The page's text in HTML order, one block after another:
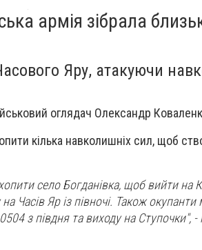
армія зібрала
Яру, атакуючи
оглядач Олександр
кілька навколишніх сил, щоб
село Богданівка, щоб вийти на
Часів Яр із півночі. Також
з півдня та виходу на Ступочки", -